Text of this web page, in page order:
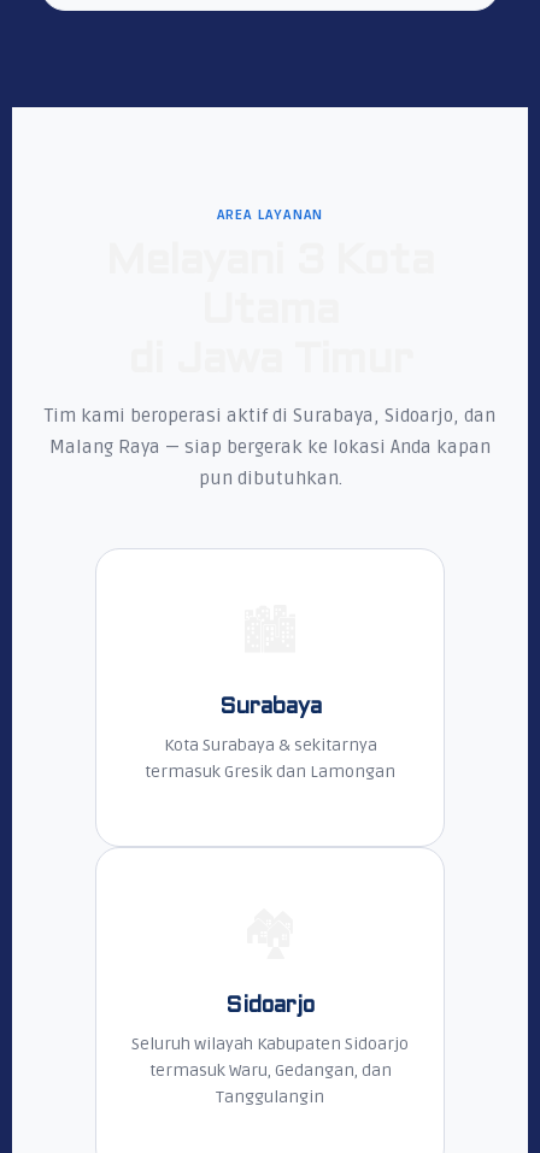
AREA LAYANAN
Tim kami beroperasi aktif di Surabaya, Sidoarjo, dan
Malang Raya — siap bergerak ke lokasi Anda kapan
pun dibutuhkan.
Surabaya
Kota Surabaya & sekitarnya
termasuk Gresik dan Lamongan
Sidoarjo
Seluruh wilayah Kabupaten Sidoarjo
termasuk Waru, Gedangan, dan
Tanggulangin